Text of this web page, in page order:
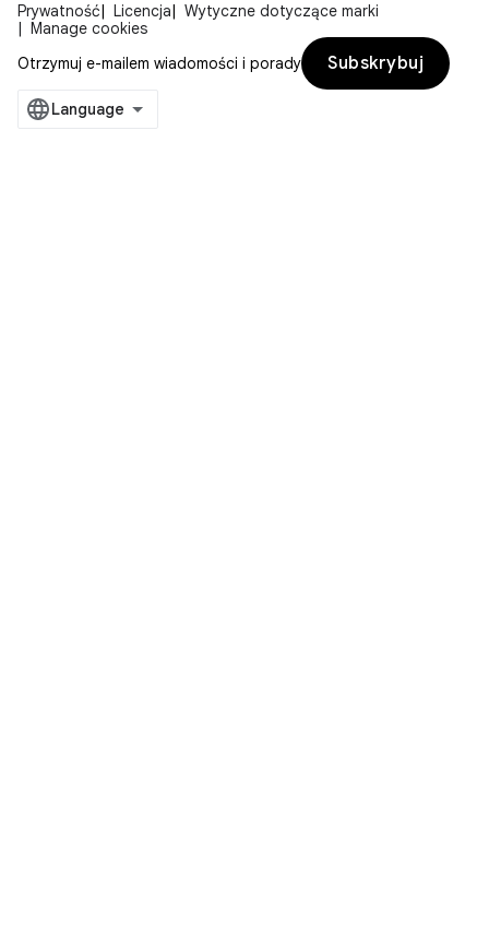
Prywatność Licencja
Wytyczne dotyczące marki
Manage cookies
Otrzymuj e-mailem wiadomości i porady
Subskrybuj